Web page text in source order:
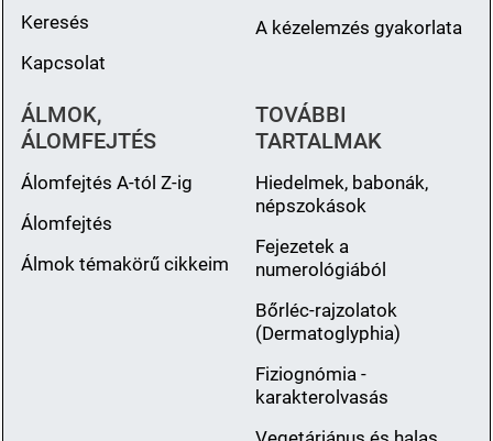
Keresés
Kapcsolat
A kézelemzés gyakorlata
ÁLMOK,
ÁLOMFEJTÉS
Álomfejtés A-tól Z-ig
Álomfejtés
Álmok témakörű cikkeim
TOVÁBBI
TARTALMAK
Hiedelmek, babonák,
népszokások
Fejezetek a
numerológiából
Bőrléc-rajzolatok
(Dermatoglyphia)
Fiziognómia -
karakterolvasás